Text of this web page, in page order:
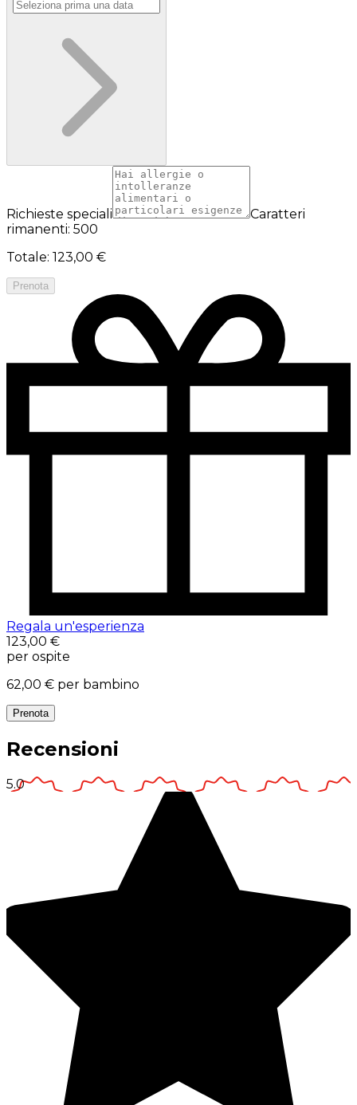
Richieste speciali
Caratteri
rimanenti: 500
Totale: 123,00 €
Prenota
Regala un'esperienza
123,00 €
per ospite
62,00 € per bambino
Prenota
Recensioni
5.0